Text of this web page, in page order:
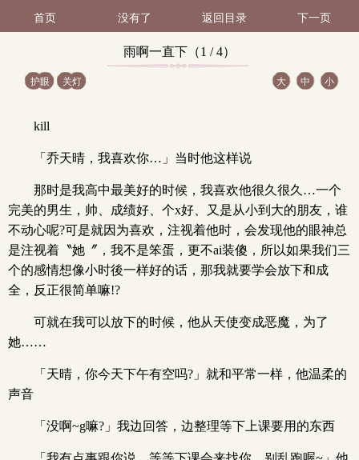
首页 没有了 返回目录 下一页
雨啊一直下（1 / 4）
护眼 关灯 大 中 小
kill
「乔天晴，我喜欢你…」当时他这样说
那时是我高中最美好的时候，我喜欢他很久很久…一个
完美的男生，帅、成绩好、个x好、又是从小到大的朋友，谁
不动心呢?可是就因为喜欢，注视着他时，会发现他的眼神总
是注视着〝她〞，我不是笨蛋，更不ai装傻，所以如果我们三
个的感情想像小时後一样好的话，那我就要学会放下和成
全，反正很简单嘛!?
可就在我可以放下的时候，他从天使变成恶魔，为了
她……
「天晴，你今天下午有空吗?」就和平常一样，他温柔的
声音
「没啊~g嘛?」我边回答，边整理等下上课要用的东西